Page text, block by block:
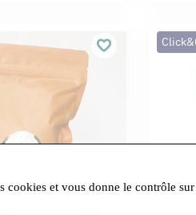
cookies et vous donne le contrôle